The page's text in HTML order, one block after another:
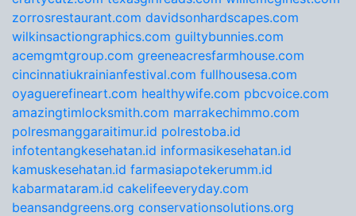
zorrosrestaurant.com davidsonhardscapes.com
wilkinsactiongraphics.com guiltybunnies.com
acemgmtgroup.com greeneacresfarmhouse.com
cincinnatiukrainianfestival.com fullhousesa.com
oyaguerefineart.com healthywife.com pbcvoice.com
amazingtimlocksmith.com marrakechimmo.com
polresmanggaraitimur.id polrestoba.id
infotentangkesehatan.id informasikesehatan.id
kamuskesehatan.id farmasiapotekerumm.id
kabarmataram.id cakelifeeveryday.com
beansandgreens.org conservationsolutions.org